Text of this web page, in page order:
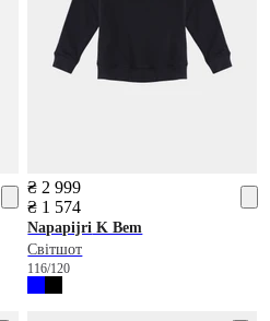
₴ 2 999
₴ 1 574
Napapijri K Bem
Світшот
116/120